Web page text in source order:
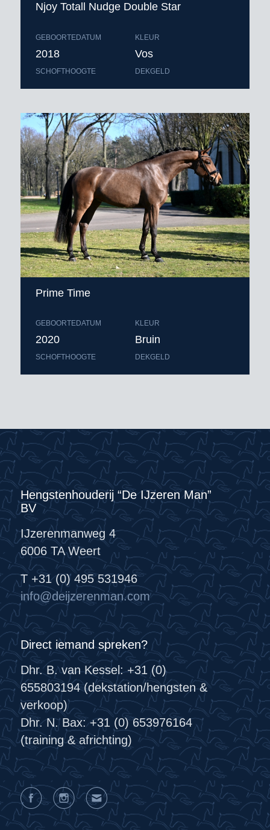
Njoy Totall Nudge Double Star
GEBOORTEDATUM
2018
SCHOFTHOOGTE
KLEUR
Vos
DEKGELD
Prime Time
GEBOORTEDATUM
2020
SCHOFTHOOGTE
KLEUR
Bruin
DEKGELD
Hengstenhouderij “De IJzeren Man”
BV
IJzerenmanweg 4
6006 TA Weert
T +31 (0) 495 531946
info@deijzerenman.com
Direct iemand spreken?
Dhr. B. van Kessel: +31 (0)
655803194 (dekstation/hengsten &
verkoop)
Dhr. N. Bax: +31 (0) 653976164
(training & africhting)